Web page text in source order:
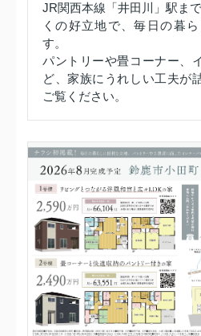
JR関西本線「井田川」駅ま
くの好立地で、毎日の暮
す。
パントリーや畳コーナー、
ど、家族にうれしい工夫が
ご覧ください。